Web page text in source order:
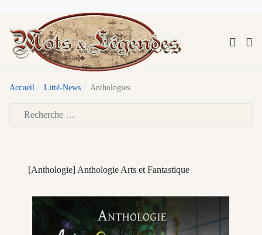
Accueil Litté-News Anthologies
[Anthologie] Anthologie Arts et Fantastique